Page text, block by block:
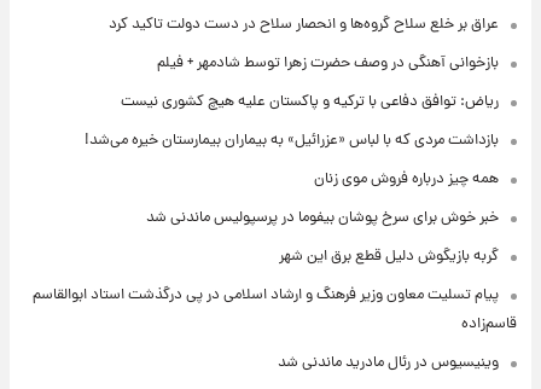
عراق بر خلع سلاح گروه‌ها و انحصار سلاح در دست دولت تاکید کرد
بازخوانی آهنگی در وصف حضرت زهرا توسط شادمهر + فیلم
ریاض: توافق دفاعی با ترکیه و پاکستان علیه هیچ کشوری نیست
بازداشت مردی که با لباس «عزرائیل» به بیماران بیمارستان خیره می‌شد!
همه چیز درباره فروش موی زنان
خبر خوش برای سرخ پوشان بیفوما در پرسپولیس ماندنی شد
گربه بازیگوش دلیل قطع برق این شهر
پیام تسلیت معاون وزیر فرهنگ و ارشاد اسلامی در پی درگذشت استاد ابوالقاسم
قاسم‌زاده
وینیسیوس در رئال مادرید ماندنی شد